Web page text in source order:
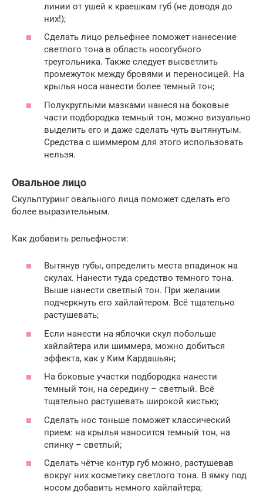
линии от ушей к краешкам губ (не доводя до
них!);
Сделать лицо рельефнее поможет нанесение
светлого тона в область носогубного
треугольника. Также следует высветлить
промежуток между бровями и переносицей. На
крылья носа нанести более темный тон;
Полукруглыми мазками нанеся на боковые
части подбородка темный тон, можно визуально
выделить его и даже сделать чуть вытянутым.
Средства с шиммером для этого использовать
нельзя.
Овальное лицо
Скульптуринг овального лица поможет сделать его
более выразительным.
Как добавить рельефности:
Вытянув губы, определить места впадинок на
скулах. Нанести туда средство темного тона.
Выше нанести светлый тон. При желании
подчеркнуть его хайлайтером. Всё тщательно
растушевать;
Если нанести на яблочки скул побольше
хайлайтера или шиммера, можно добиться
эффекта, как у Ким Кардашьян;
На боковые участки подбородка нанести
темный тон, на середину – светлый. Всё
тщательно растушевать широкой кистью;
Сделать нос тоньше поможет классический
прием: на крылья наносится темный тон, на
спинку – светлый;
Сделать чётче контур губ можно, растушевав
вокруг них косметику светлого тона. В ямку под
носом добавить немного хайлайтера;